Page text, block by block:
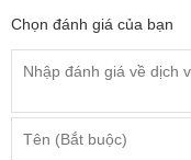
Chọn đánh giá của bạn